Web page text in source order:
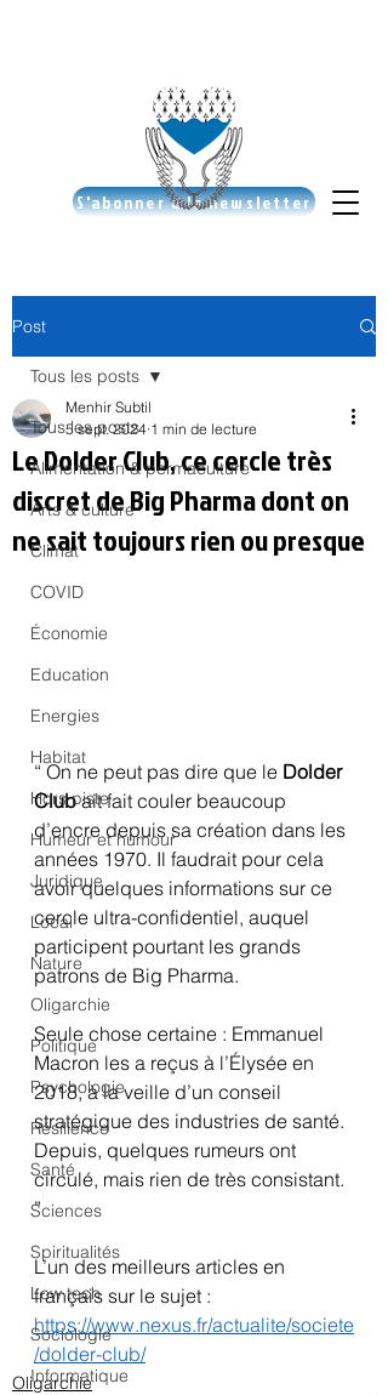
S'abonner à la newsletter
Post
Tous les posts
Alimentation & permaculture
Arts & culture
Climat
COVID
Économie
Education
Energies
Habitat
Hors piste
Humeur et humour
Juridique
Local
Nature
Oligarchie
Politique
Psychologie
Résilience
Santé
Sciences
Spiritualités
Low tech
Sociologie
Informatique
Tous les posts
Le Dolder Club, ce cercle très
discret de Big Pharma dont on
ne sait toujours rien ou presque
Menhir Subtil
5 sept. 2024 1 min de lecture
“ On ne peut pas dire que le Dolder
Club ait fait couler beaucoup
d’encre depuis sa création dans les
années 1970. Il faudrait pour cela
avoir quelques informations sur ce
cercle ultra-confidentiel, auquel
participent pourtant les grands
patrons de Big Pharma.
Seule chose certaine : Emmanuel
Macron les a reçus à l’Élysée en
2018, à la veille d’un conseil
stratégique des industries de santé.
Depuis, quelques rumeurs ont
circulé, mais rien de très consistant.
”
L’un des meilleurs articles en
français sur le sujet :
https://www.nexus.fr/actualite/societe
/dolder-club/
Oligarchie